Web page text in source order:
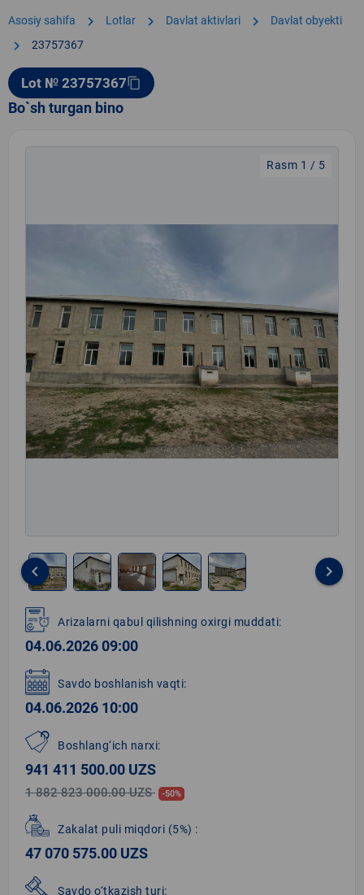
Asosiy sahifa chevron_right Lotlar chevron_right Davlat aktivlari chevron_right Davlat obyekti
chevron_right 23757367
Lot № 23757367content_copy
Bo`sh turgan bino
Rasm 1 / 5
1
of
5
keyboard_arrow_left keyboard_arrow_right
Arizalarni qabul qilishning oxirgi muddati:
04.06.2026 09:00
Savdo boshlanish vaqti:
04.06.2026 10:00
Boshlang‘ich narxi:
941 411 500.00 UZS
1 882 823 000.00 UZS -50%
Zakalat puli miqdori (5%) :
47 070 575.00 UZS
Savdo o‘tkazish turi: